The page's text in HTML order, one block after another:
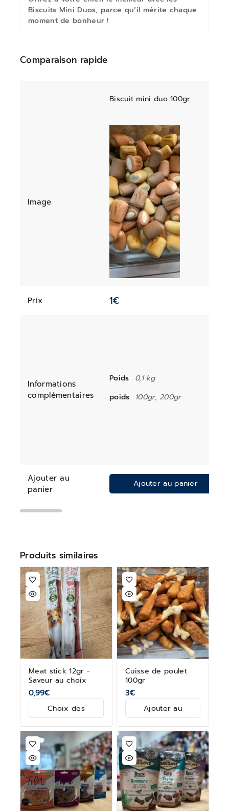
Biscuits Mini Duos, parce qu’il mérite chaque
moment de bonheur !
Comparaison rapide
Biscuit mini duo 100gr
Image
Prix 1€
Informations
complémentaires
Poids
0,1 kg
poids
100gr, 200gr
Ajouter au
panier
Ajouter au panier
Produits similaires
Meat stick 12gr -
Saveur au choix
0,99€
Choix des
Cuisse de poulet
100gr
3€
Ajouter au